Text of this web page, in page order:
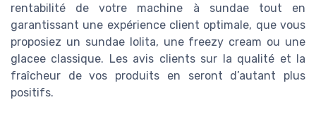
rentabilité de votre machine à sundae tout en
garantissant une expérience client optimale, que vous
proposiez un sundae lolita, une freezy cream ou une
glacee classique. Les avis clients sur la qualité et la
fraîcheur de vos produits en seront d’autant plus
positifs.